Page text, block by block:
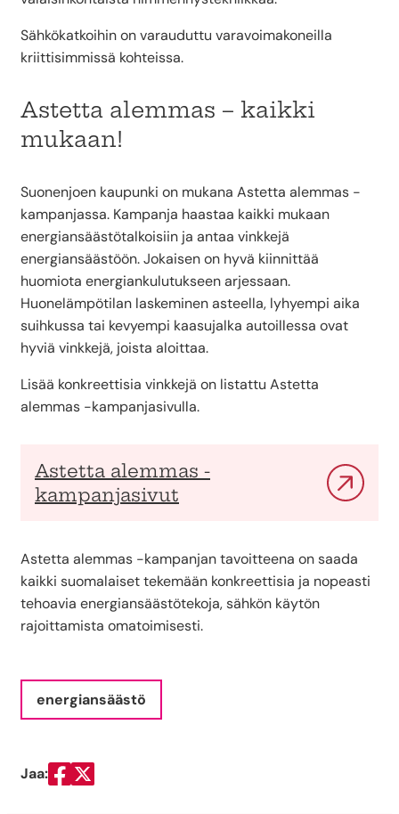
Sähkökatkoihin on varauduttu varavoimakoneilla
kriittisimmissä kohteissa.
Astetta alemmas – kaikki
mukaan!
Suonenjoen kaupunki on mukana Astetta alemmas -
kampanjassa. Kampanja haastaa kaikki mukaan
energiansäästötalkoisiin ja antaa vinkkejä
energiansäästöön. Jokaisen on hyvä kiinnittää
huomiota energiankulutukseen arjessaan.
Huonelämpötilan laskeminen asteella, lyhyempi aika
suihkussa tai kevyempi kaasujalka autoillessa ovat
hyviä vinkkejä, joista aloittaa.
Lisää konkreettisia vinkkejä on listattu Astetta
alemmas -kampanjasivulla.
Astetta alemmas -
kampanjasivut
Astetta alemmas -kampanjan tavoitteena on saada
kaikki suomalaiset tekemään konkreettisia ja nopeasti
tehoavia energiansäästötekoja, sähkön käytön
rajoittamista omatoimisesti.
energiansäästö
Jaa:
Jaa Facebookissa
Jaa Twitterissä